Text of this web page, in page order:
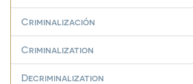
Criminalización
Criminalization
Decriminalization